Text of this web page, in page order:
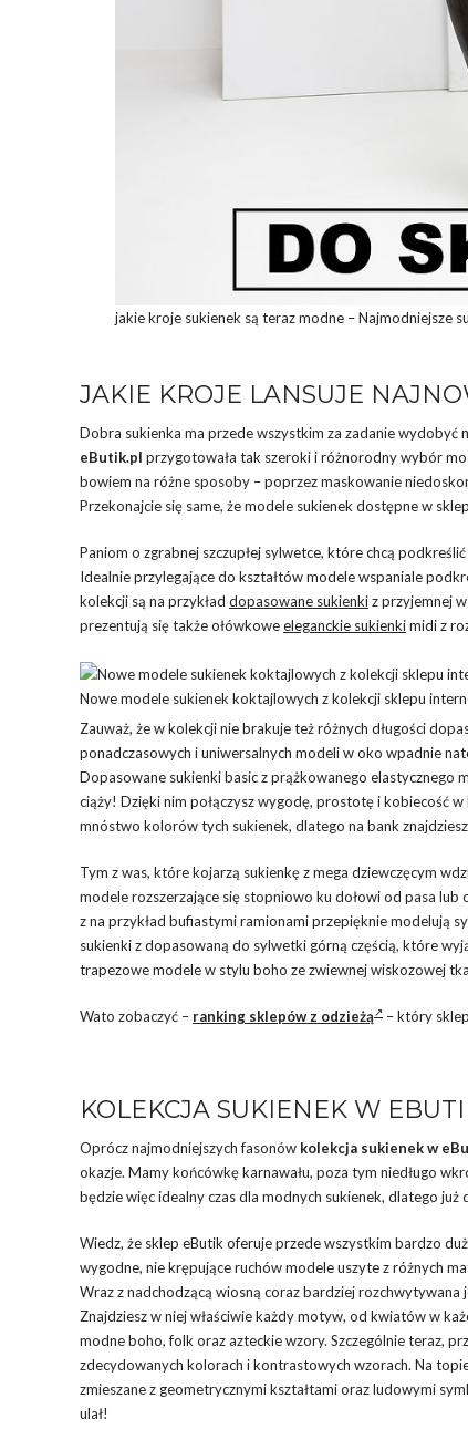
jakie kroje sukienek są teraz modne – Najmodniejsze
JAKIE KROJE LANSUJE
Dobra sukienka ma przede wszystkim za zadanie
eButik.pl przygotowała tak szeroki i różnorodny wybór
bowiem na różne sposoby – poprzez maskowanie
Przekonajcie się same, że modele sukienek dostępne w
Paniom o zgrabnej szczupłej sylwetce, które chcą
Idealnie przylegające do kształtów modele wspaniale
kolekcji są na przykład dopasowane sukienkiz przyjemnej
prezentują się także ołówkoweeleganckie sukienkimidi z
Nowe modele sukienek koktajlowych z kolekcji sklepu
Zauważ, że w kolekcji nie brakuje też różnych długości
ponadczasowych i uniwersalnych modeli w oko wpadnie
Dopasowane sukienki basic z prążkowanego elastycznego
ciąży! Dzięki nim połączysz wygodę, prostotę i kobiecość
mnóstwo kolorów tych sukienek, dlatego na bank
Tym z was, które kojarzą sukienkę z mega dziewczęcym
modele rozszerzające się stopniowo ku dołowi od pasa
z na przykład bufiastymi ramionami przepięknie modelują
sukienki z dopasowaną do sylwetki górną częścią, które
trapezowe modele w stylu boho ze zwiewnej wiskozowej
Wato zobaczyć – ranking sklepów z odzieżą – który
KOLEKCJA SUKIENEK W
Oprócz najmodniejszych fasonów kolekcja sukienek w
okazje. Mamy końcówkę karnawału, poza tym niedługo
będzie więc idealny czas dla modnych sukienek, dlatego
Wiedz, że sklep eButik oferuje przede wszystkim bardzo
wygodne, nie krępujące ruchów modele uszyte z różnych
Wraz z nadchodzącą wiosną coraz bardziej rozchwytywana
Znajdziesz w niej właściwie każdy motyw, od kwiatów w
modne boho, folk oraz azteckie wzory. Szczególnie teraz,
zdecydowanych kolorach i kontrastowych wzorach. Na
zmieszane z geometrycznymi kształtami oraz ludowymi
ulał!